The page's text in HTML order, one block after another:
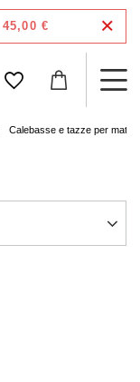
€
Calebasse e tazze per mate